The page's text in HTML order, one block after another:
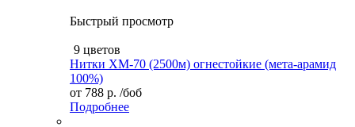
Быстрый просмотр
9 цветов
Нитки XM-70 (2500м) огнестойкие (мета-арамид
100%)
от 788 р. /боб
Подробнее